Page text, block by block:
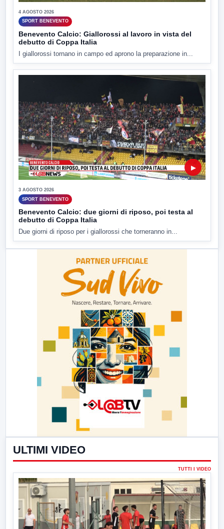
4 AGOSTO 2026
SPORT BENEVENTO
Benevento Calcio: Giallorossi al lavoro in vista del
debutto di Coppa Italia
I giallorossi tornano in campo ed aprono la preparazione in...
▶
3 AGOSTO 2026
SPORT BENEVENTO
Benevento Calcio: due giorni di riposo, poi testa al
debutto di Coppa Italia
Due giorni di riposo per i giallorossi che torneranno in...
ULTIMI VIDEO
TUTTI I VIDEO